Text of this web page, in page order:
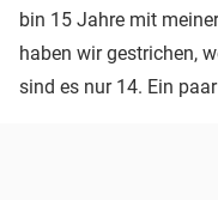
bin 15 Jahre mit
haben wir gestrichen,
sind es nur 14. Ein